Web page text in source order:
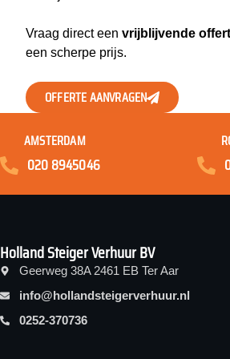
Vraag direct een vrijblijvende
een scherpe prijs.
OFFERTE AANVRAGEN
AMSTERDAM
020 8945046
Holland Steiger Verhuur BV
Geerweg 38A 2461 EB Ter Aar
info@hollandsteigerverhuur.nl
0252-370736